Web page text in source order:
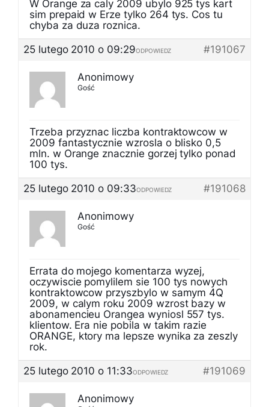
W Orange za caly 2009 ubylo 925 tys kart
sim prepaid w Erze tylko 264 tys. Cos tu
chyba za duza roznica.
25 lutego 2010 o 09:29
#191067
ODPOWIEDZ
Anonimowy
Gość
Trzeba przyznac liczba kontraktowcow w
2009 fantastycznie wzrosla o blisko 0,5
mln. w Orange znacznie gorzej tylko ponad
100 tys.
25 lutego 2010 o 09:33
#191068
ODPOWIEDZ
Anonimowy
Gość
Errata do mojego komentarza wyzej,
oczywiscie pomylilem sie 100 tys nowych
kontraktowcow przyszbylo w samym 4Q
2009, w calym roku 2009 wzrost bazy w
abonamencieu Orangea wyniosl 557 tys.
klientow. Era nie pobila w takim razie
ORANGE, ktory ma lepsze wynika za zeszly
rok.
25 lutego 2010 o 11:33
#191069
ODPOWIEDZ
Anonimowy